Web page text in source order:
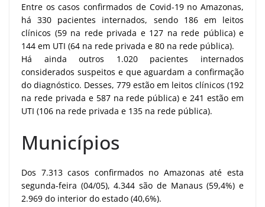
Entre os casos confirmados de Covid-19 no Amazonas,
há 330 pacientes internados, sendo 186 em leitos
clínicos (59 na rede privada e 127 na rede pública) e
144 em UTI (64 na rede privada e 80 na rede pública).
Há ainda outros 1.020 pacientes internados
considerados suspeitos e que aguardam a confirmação
do diagnóstico. Desses, 779 estão em leitos clínicos (192
na rede privada e 587 na rede pública) e 241 estão em
UTI (106 na rede privada e 135 na rede pública).
Municípios
Dos 7.313 casos confirmados no Amazonas até esta
segunda-feira (04/05), 4.344 são de Manaus (59,4%) e
2.969 do interior do estado (40,6%).